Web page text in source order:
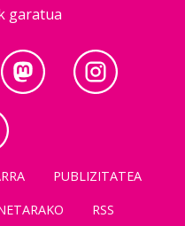
garatua
PUBLIZITATEA
RSS